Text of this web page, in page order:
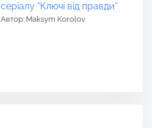
серіалу “Ключі від правди”
Автор: Maksym Korolov